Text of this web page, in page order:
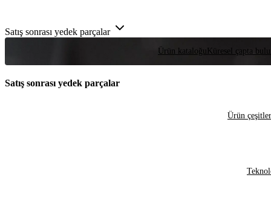
Satış sonrası yedek parçalar
Ürün kataloğu Küresel çapta
Satış sonrası yedek parçalar
Ürün